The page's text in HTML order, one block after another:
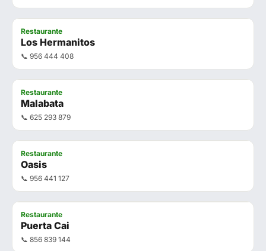
Restaurante
Los Hermanitos
📞 956 444 408
Restaurante
Malabata
📞 625 293 879
Restaurante
Oasis
📞 956 441 127
Restaurante
Puerta Cai
📞 856 839 144